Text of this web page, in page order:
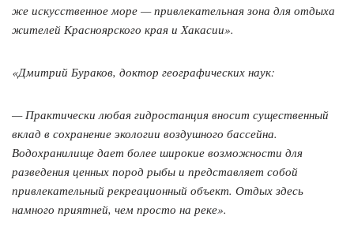
же искусственное море — привлекательная зона для отдыха
жителей Красноярского края и Хакасии».
«Дмитрий Бураков, доктор географических наук:
— Практически любая гидростанция вносит существенный
вклад в сохранение экологии воздушного бассейна.
Водохранилище дает более широкие возможности для
разведения ценных пород рыбы и представляет собой
привлекательный рекреационный объект. Отдых здесь
намного приятней, чем просто на реке».